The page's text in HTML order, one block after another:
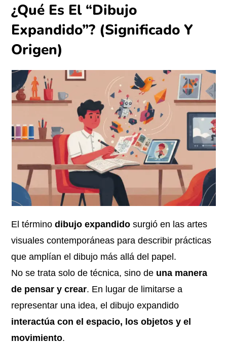
¿Qué Es El “Dibujo
Expandido”? (Significado Y
Origen)
El términodibujo expandido surgió en las artes
visuales contemporáneas para describir prácticas
que amplían el dibujo más allá del papel.
No se trata solo de técnica, sino de una manera
de pensar y crear. En lugar de limitarse a
representar una idea, el dibujo expandido
interactúa con el espacio, los objetos y el
movimiento.